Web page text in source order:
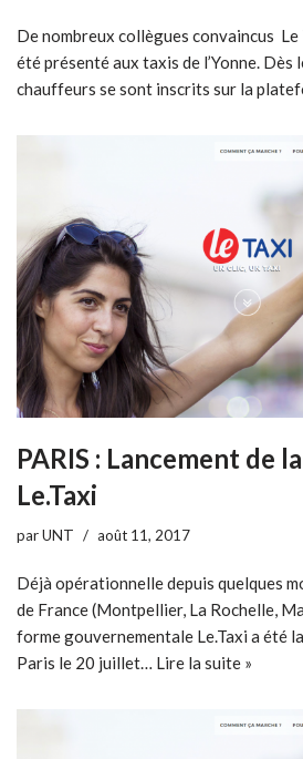
De nombreux collègues convaincus Le
été présenté aux taxis de l’Yonne. Dès
chauffeurs se sont inscrits sur la
PARIS : Lancement de
Le.Taxi
parUNT août 11, 2017
Déjà opérationnelle depuis quelques
de France (Montpellier, La Rochelle,
forme gouvernementale Le.Taxi a été
Paris le 20 juillet… Lire la suite »